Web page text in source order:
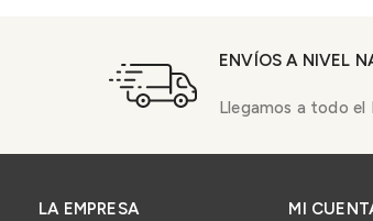
ENVÍOS A NIVEL
Llegamos a todo el
LA EMPRESA MI